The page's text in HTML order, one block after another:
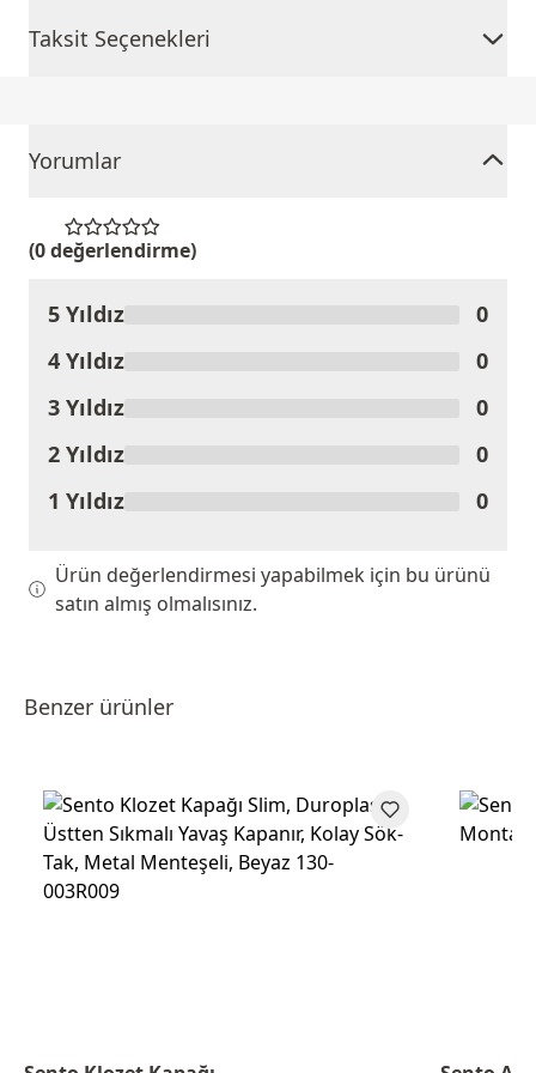
Taksit Seçenekleri
Yorumlar
(0 değerlendirme)
Ürünü Değerlendir
5 Yıldız
0
4 Yıldız
0
3 Yıldız
0
2 Yıldız
0
1 Yıldız
0
Ürün değerlendirmesi yapabilmek için bu ürünü
satın almış olmalısınız.
Benzer ürünler